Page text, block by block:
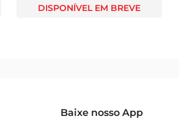
DISPONÍVEL EM BREVE
Baixe nosso App